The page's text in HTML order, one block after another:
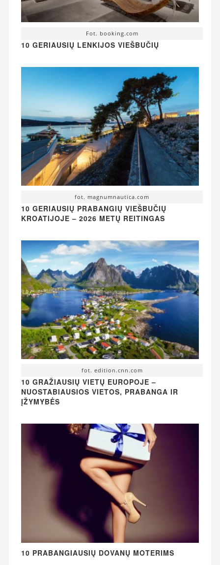
Fot. booking.com
10 GERIAUSIŲ LENKIJOS VIEŠBUČIŲ
fot. magnumnautica.com
10 GERIAUSIŲ PRABANGIŲ VIEŠBUČIŲ
KROATIJOJE – 2026 METŲ REITINGAS
fot. edition.cnn.com
10 GRAŽIAUSIŲ VIETŲ EUROPOJE –
NUOSTABIAUSIOS VIETOS, PRABANGA IR
ĮŽYMYBĖS
10 PRABANGIAUSIŲ DOVANŲ MOTERIMS